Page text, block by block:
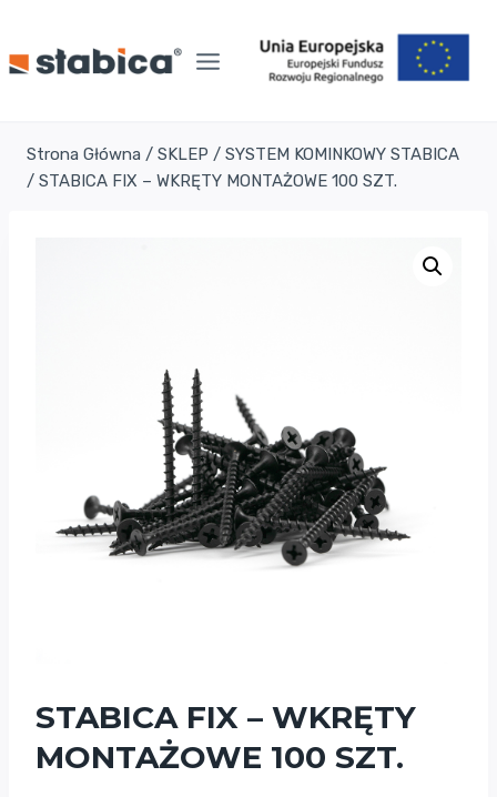
treści
Strona Główna / SKLEP / SYSTEM KOMINKOWY STABICA
/ STABICA FIX – WKRĘTY MONTAŻOWE 100 SZT.
STABICA FIX – WKRĘTY
MONTAŻOWE 100 SZT.